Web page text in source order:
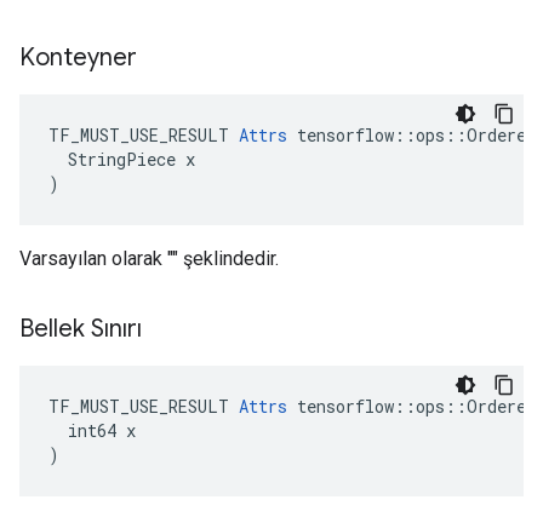
Konteyner
TF_MUST_USE_RESULT Attrs
  StringPiece x
)
Varsayılan olarak "" şeklindedir.
Bellek Sınırı
TF_MUST_USE_RESULT Attrs
  int64 x
)